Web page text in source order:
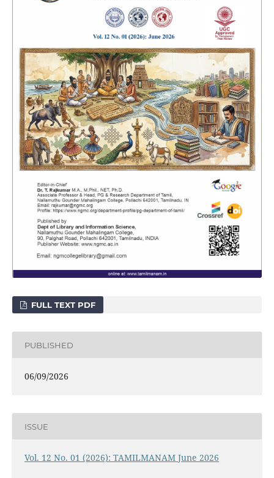
FULL TEXT PDF
PUBLISHED
06/09/2026
ISSUE
Vol. 12 No. 01 (2026): TAMILMANAM June 2026